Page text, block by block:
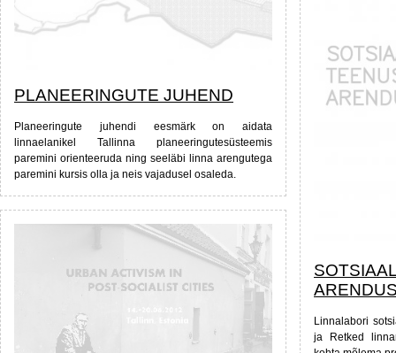
PLANEERINGUTE JUHEND
Planeeringute juhendi eesmärk on aidata
linnaelanikel Tallinna planeeringutesüsteemis
paremini orienteeruda ning seeläbi linna arengutega
paremini kursis olla ja neis vajadusel osaleda.
Linnalabori
ja Retked